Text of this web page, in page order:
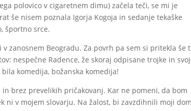
polovico v cigaretnem dimu) začela teči, se mi je
še nisem poznala Igorja Kogoja in sedanje tekaške
športno srce.
zanosnem Beogradu. Za povrh pa sem si pritekla še
nespečne Radence, že skoraj odpisane trojke in
komedija, božanska komedija!
in brez prevelikih pričakovanj. Kar ne pomeni, da bom
ni v mojem slovarju. Na žalost, bi zavzdihnili moji